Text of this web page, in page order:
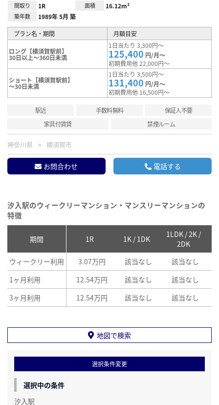
間取り 1R 面積 16.12m²
築年数 1989年 5月 築
プラン名・期間 月額目安
ロング【横須賀駅前】
30日以上～360日未満
1日当たり 3,300円～
125,400 円/月～
初期費用他 22,000円～
ショート【横須賀駅前】
～30日未満
1日当たり 3,500円～
131,400 円/月～
初期費用他 16,500円～
駅近 手数料無料
保証人不要
家具付賃貸
禁煙ルーム
神奈川県 横須賀市
お問合わせ 電話する
汐入駅のウィークリーマンション・マンスリーマンションの
特徴
期間 1R 1K / 1DK
1LDK / 2K /
2DK
ウィークリー利用 3.07万円 該当なし 該当なし
1ヶ月利用
12.54万円 該当なし 該当なし
3ヶ月利用
12.54万円 該当なし 該当なし
地図で検索
選択条件変更
選択中の条件
汐入駅